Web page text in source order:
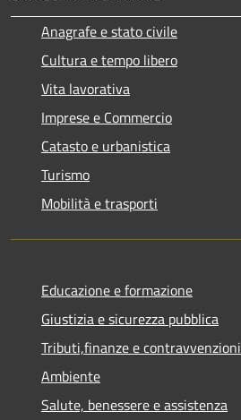
Anagrafe e stato civile
Cultura e tempo libero
Vita lavorativa
Imprese e Commercio
Catasto e urbanistica
Turismo
Mobilità e trasporti
Educazione e formazione
Giustizia e sicurezza pubblica
Tributi,finanze e contravvenzioni
Ambiente
Salute, benessere e assistenza